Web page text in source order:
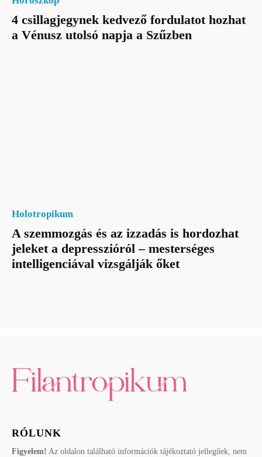
4 csillagjegynek kedvező fordulatot hozhat
a Vénusz utolsó napja a Szűzben
Holotropikum
A szemmozgás és az izzadás is hordozhat
jeleket a depresszióról – mesterséges
intelligenciával vizsgálják őket
RÓLUNK
Figyelem! Az oldalon található információk tájékoztató jellegűek, nem